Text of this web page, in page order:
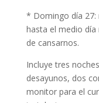
* Domingo día 27:
hasta el medio
de cansarnos.
Incluye tres
desayunos, dos
monitor para el